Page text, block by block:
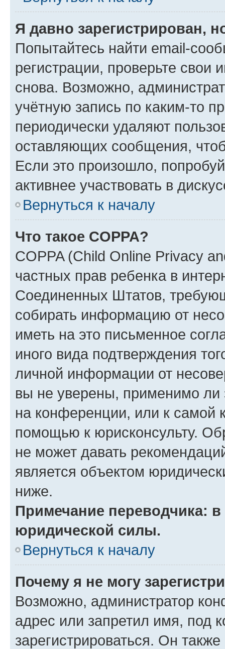
Я давно зарегистрирован,
Попытайтесь найти email-
регистрации, проверьте свои
снова. Возможно,
учётную запись по каким-то
периодически удаляют
оставляющих сообщения,
Если это произошло,
активнее участвовать в
Вернуться к началу
Что такое COPPA?
COPPA (Child Online Privacy
частных прав ребенка в
Соединенных Штатов,
собирать информацию от
иметь на это письменное
иного вида подтверждения
личной информации от
вы не уверены, применимо ли
на конференции, или к самой
помощью к юрисконсульту.
не может давать
является объектом
ниже.
Примечание переводчика:
юридической силы.
Вернуться к началу
Почему я не могу
Возможно, администратор
адрес или запретил имя, под
зарегистрироваться. Он